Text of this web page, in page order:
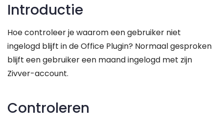
Introductie
Hoe controleer je waarom een gebruiker niet
ingelogd blijft in de Office Plugin? Normaal gesproken
blijft een gebruiker een maand ingelogd met zijn
Zivver-account.
Controleren